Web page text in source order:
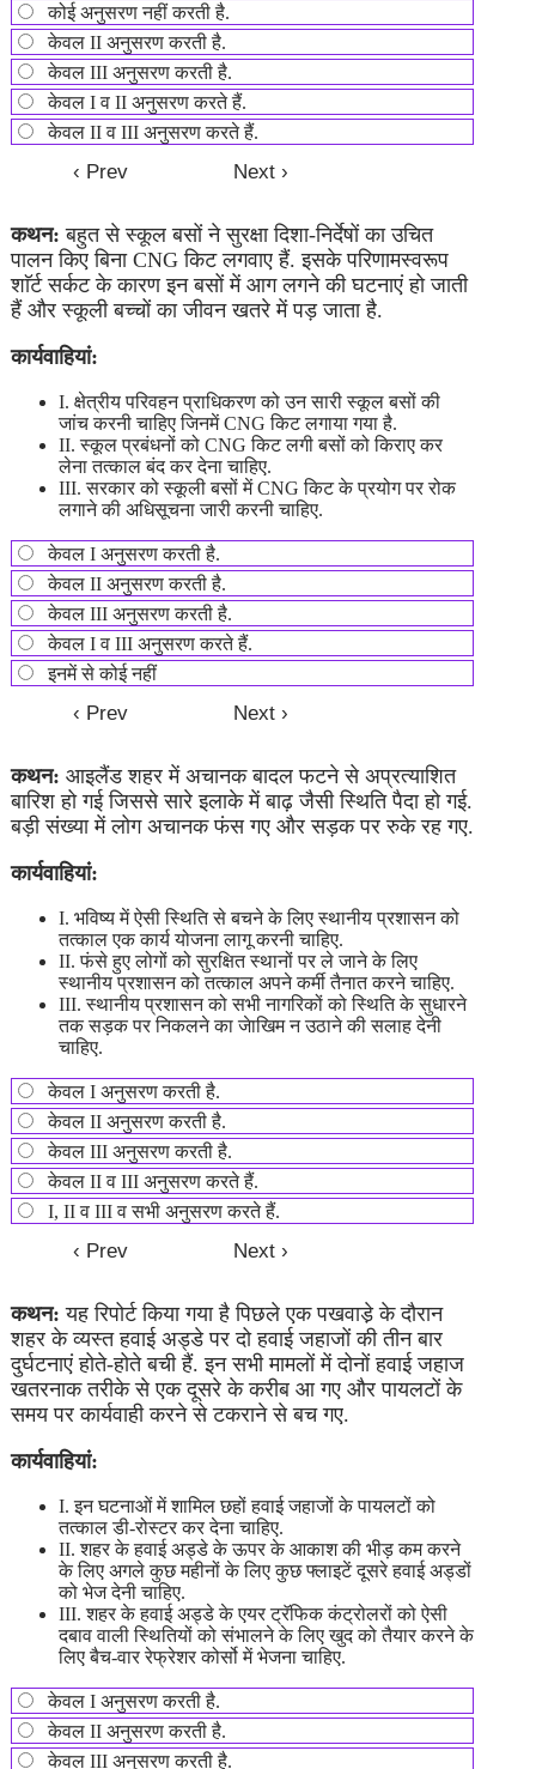
कोई अनुसरण नहीं करती है.
केवल II अनुसरण करती है.
केवल III अनुसरण करती है.
केवल I व II अनुसरण करते हैं.
केवल II व III अनुसरण करते हैं.
कथन: बहुत से स्कूल बसों ने सुरक्षा दिशा-निर्देषों का उचित
पालन किए बिना CNG किट लगवाए हैं. इसके परिणामस्वरूप
शाॅर्ट सर्कट के कारण इन बसों में आग लगने की घटनाएं हो जाती
हैं और स्कूली बच्चों का जीवन खतरे में पड़ जाता है.
कार्यवाहियां:
I. क्षेत्रीय परिवहन प्राधिकरण को उन सारी स्कूल बसों की
जांच करनी चाहिए जिनमें CNG किट लगाया गया है.
II. स्कूल प्रबंधनों को CNG किट लगी बसों को किराए कर
लेना तत्काल बंद कर देना चाहिए.
III. सरकार को स्कूली बसों में CNG किट के प्रयोग पर रोक
लगाने की अधिसूचना जारी करनी चाहिए.
केवल I अनुसरण करती है.
केवल II अनुसरण करती है.
केवल III अनुसरण करती है.
केवल I व III अनुसरण करते हैं.
इनमें से कोई नहीं
कथन: आइलैंड शहर में अचानक बादल फटने से अप्रत्याशित
बारिश हो गई जिससे सारे इलाके में बाढ़ जैसी स्थिति पैदा हो गई.
बड़ी संख्या में लोग अचानक फंस गए और सड़क पर रुके रह गए.
कार्यवाहियां:
I. भविष्य में ऐसी स्थिति से बचने के लिए स्थानीय प्रशासन को
तत्काल एक कार्य योजना लागू करनी चाहिए.
II. फंसे हुए लोगों को सुरक्षित स्थानों पर ले जाने के लिए
स्थानीय प्रशासन को तत्काल अपने कर्मी तैनात करने चाहिए.
III. स्थानीय प्रशासन को सभी नागरिकों को स्थिति के सुधारने
तक सड़क पर निकलने का जेाखिम न उठाने की सलाह देनी
चाहिए.
केवल I अनुसरण करती है.
केवल II अनुसरण करती है.
केवल III अनुसरण करती है.
केवल II व III अनुसरण करते हैं.
I, II व III व सभी अनुसरण करते हैं.
कथन: यह रिपोर्ट किया गया है पिछले एक पखवाडे़ के दौरान
शहर के व्यस्त हवाई अड्डे पर दो हवाई जहाजों की तीन बार
दुर्घटनाएं होते-होते बची हैं. इन सभी मामलों में दोनों हवाई जहाज
खतरनाक तरीके से एक दूसरे के करीब आ गए और पायलटों के
समय पर कार्यवाही करने से टकराने से बच गए.
कार्यवाहियां:
I. इन घटनाओं में शामिल छहों हवाई जहाजों के पायलटों को
तत्काल डी-रोस्टर कर देना चाहिए.
II. शहर के हवाई अड्डे के ऊपर के आकाश की भीड़ कम करने
के लिए अगले कुछ महीनों के लिए कुछ फ्लाइटें दूसरे हवाई अड्डों
को भेज देनी चाहिए.
III. शहर के हवाई अड्डे के एयर ट्रॅफिक कंट्रोलरों को ऐसी
दबाव वाली स्थितियों को संभालने के लिए खुद को तैयार करने के
लिए बैच-वार रेफ्रेशर कोर्सो में भेजना चाहिए.
केवल I अनुसरण करती है.
केवल II अनुसरण करती है.
केवल III अनुसरण करती है.